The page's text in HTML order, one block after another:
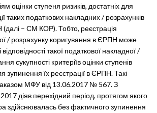
оцінки ступеня ризиків, достатніх для
таких податкових накладних / розрахунків
– СМ КОР). Тобто, реєстрація
/ розрахунку коригування в ЄРПН може
такої податкової накладної /
сукупності критеріїв оцінки ступенів
зупинення їх реєстрації в ЄРПН. Такі
МФУ від 13.06.2017 № 567. З
діяв перехідний період, протягом якого
здійснювалась без фактичного зупинення